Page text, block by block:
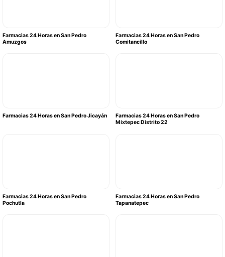
Farmacias 24 Horas en San Pedro
Amuzgos
Farmacias 24 Horas en San Pedro
Comitancillo
Farmacias 24 Horas en San Pedro Jicayán
Farmacias 24 Horas en San Pedro
Mixtepec Distrito 22
Farmacias 24 Horas en San Pedro
Pochutla
Farmacias 24 Horas en San Pedro
Tapanatepec